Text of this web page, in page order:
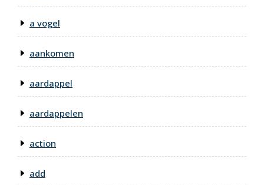
a vogel
aankomen
aardappel
aardappelen
action
add